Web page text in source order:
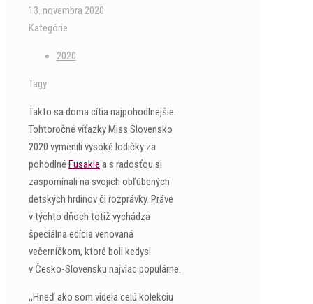
13. novembra 2020
Kategórie
2020
Tagy
Takto sa doma cítia najpohodlnejšie.
Tohtoročné víťazky Miss Slovensko
2020 vymenili vysoké lodičky za
pohodlné Fusakle a s radosťou si
zaspomínali na svojich obľúbených
detských hrdinov či rozprávky. Práve
v týchto dňoch totiž vychádza
špeciálna edícia venovaná
večerníčkom, ktoré boli kedysi
v Česko-Slovensku najviac populárne.
,,Hneď ako som videla celú kolekciu